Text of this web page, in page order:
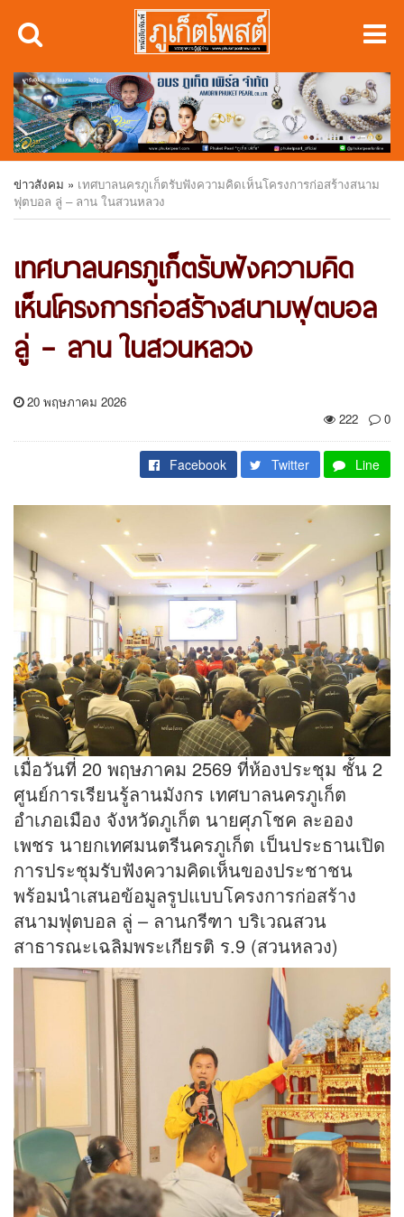
ข่าวสังคม » เทศบาลนครภูเก็ตรับฟังความคิดเห็นโครงการก่อสร้างสนาม
ฟุตบอล ลู่ – ลาน ในสวนหลวง
เทศบาลนครภูเก็ตรับฟังความคิด
เห็นโครงการก่อสร้างสนามฟุตบอล
ลู่ – ลาน ในสวนหลวง
20 พฤษภาคม 2026
222
0
Facebook Twitter Line
เมื่อวันที่ 20 พฤษภาคม 2569 ที่ห้องประชุม ชั้น 2
ศูนย์การเรียนรู้ลานมังกร เทศบาลนครภูเก็ต
อำเภอเมือง จังหวัดภูเก็ต นายศุภโชค ละออง
เพชร นายกเทศมนตรีนครภูเก็ต เป็นประธานเปิด
การประชุมรับฟังความคิดเห็นของประชาชน
พร้อมนำเสนอข้อมูลรูปแบบโครงการก่อสร้าง
สนามฟุตบอล ลู่ – ลานกรีฑา บริเวณสวน
สาธารณะเฉลิมพระเกียรติ ร.9 (สวนหลวง)